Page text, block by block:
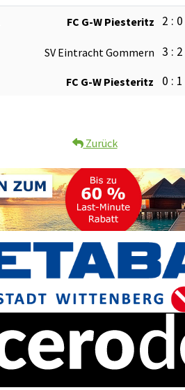
FC G-W Piesteritz 2 : 0
SV Eintracht Gommern 3 : 2
FC G-W Piesteritz 0 : 1
Zurück